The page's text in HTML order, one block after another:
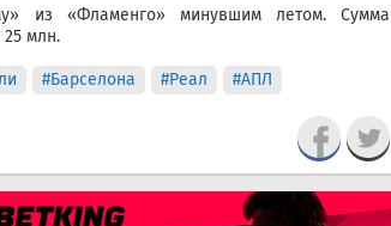
из «Фламенго» минувшим летом. Сумма
млн.
#Барселона #Реал #АПЛ